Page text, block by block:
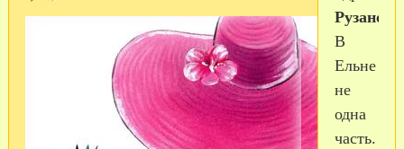
Рузанова
В
Ельне
не
одна
часть.